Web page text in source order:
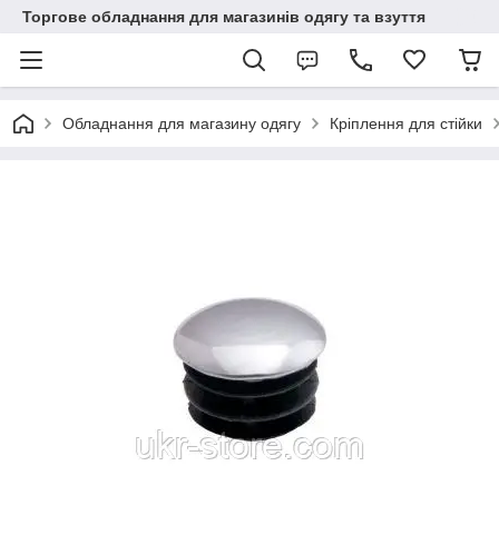
Торгове обладнання для магазинів одягу та взуття
Обладнання для магазину одягу Кріплення для стійки